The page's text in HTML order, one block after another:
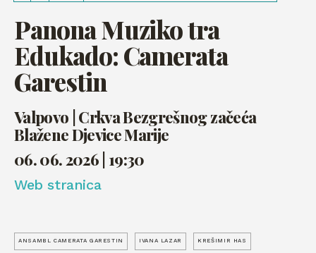
Panona Muziko tra
Edukado: Camerata
Garestin
Valpovo | Crkva Bezgrešnog začeća
Blažene Djevice Marije
06. 06. 2026 | 19:30
Web stranica
ANSAMBL CAMERATA GARESTIN IVANA LAZAR KREŠIMIR HAS